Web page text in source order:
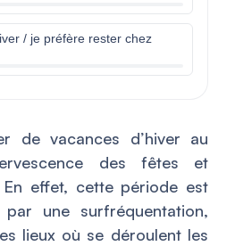
/ je préfère rester chez
de vacances d’hiver au
des fêtes et
effet, cette période est
une surfréquentation,
lieux où se déroulent les